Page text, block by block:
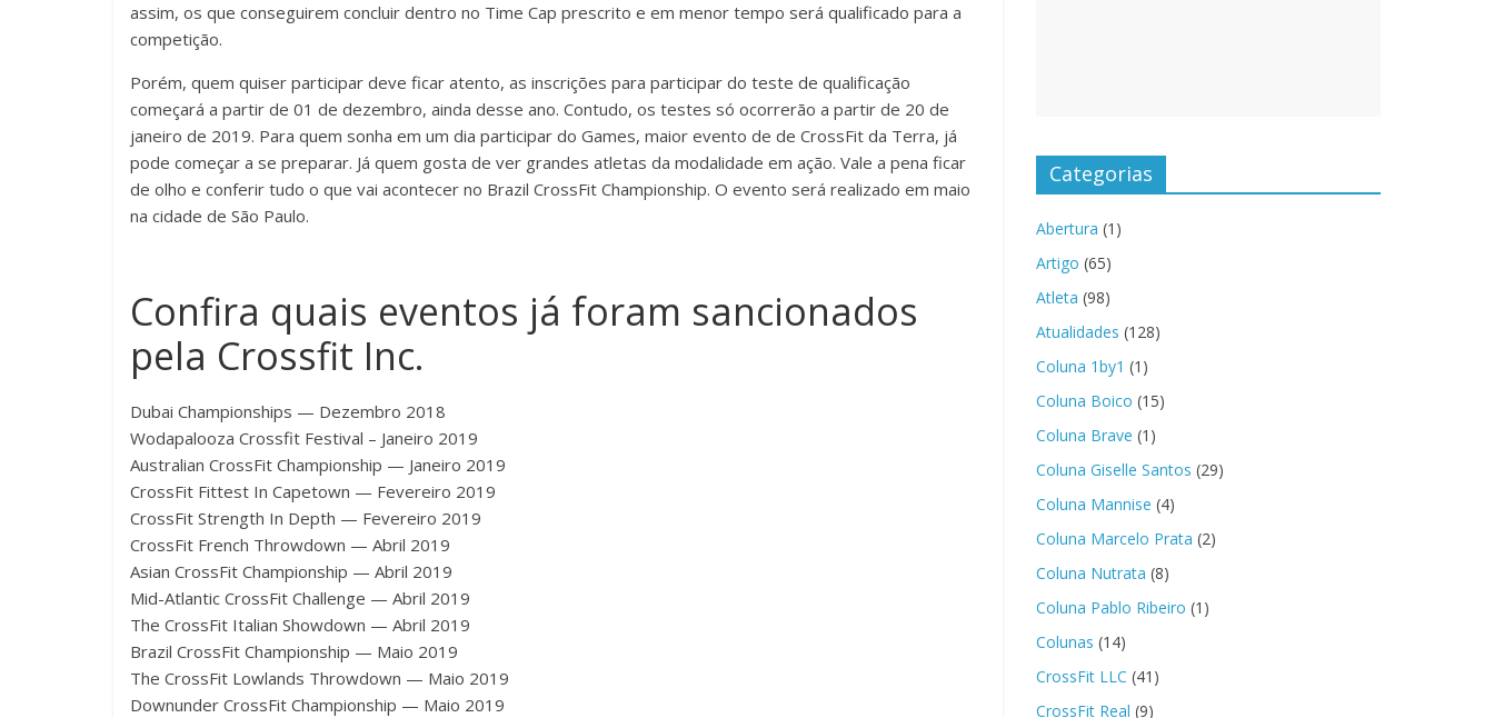
assim, os que conseguirem concluir dentro no Time Cap prescrito e em menor tempo será qualificado para a
competição.
Porém, quem quiser participar deve ficar atento, as inscrições para participar do teste de qualificação
começará a partir de 01 de dezembro, ainda desse ano. Contudo, os testes só ocorrerão a partir de 20 de
janeiro de 2019. Para quem sonha em um dia participar do Games, maior evento de de CrossFit da Terra, já
pode começar a se preparar. Já quem gosta de ver grandes atletas da modalidade em ação. Vale a pena ficar
de olho e conferir tudo o que vai acontecer no Brazil CrossFit Championship. O evento será realizado em maio
na cidade de São Paulo.
Confira quais eventos já foram sancionados
pela Crossfit Inc.
Dubai Championships — Dezembro 2018
Wodapalooza Crossfit Festival – Janeiro 2019
Australian CrossFit Championship — Janeiro 2019
CrossFit Fittest In Capetown — Fevereiro 2019
CrossFit Strength In Depth — Fevereiro 2019
CrossFit French Throwdown — Abril 2019
Asian CrossFit Championship — Abril 2019
Mid-Atlantic CrossFit Challenge — Abril 2019
The CrossFit Italian Showdown — Abril 2019
Brazil CrossFit Championship — Maio 2019
The CrossFit Lowlands Throwdown — Maio 2019
Downunder CrossFit Championship — Maio 2019
Categorias
Abertura (1)
Artigo (65)
Atleta (98)
Atualidades (128)
Coluna 1by1 (1)
Coluna Boico (15)
Coluna Brave (1)
Coluna Giselle Santos (29)
Coluna Mannise (4)
Coluna Marcelo Prata (2)
Coluna Nutrata (8)
Coluna Pablo Ribeiro (1)
Colunas (14)
CrossFit LLC (41)
CrossFit Real (9)